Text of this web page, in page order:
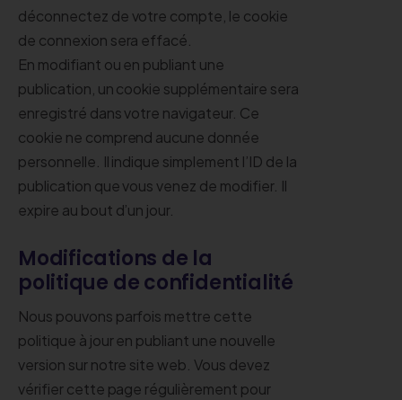
déconnectez de votre compte, le cookie
de connexion sera effacé.
En modifiant ou en publiant une
publication, un cookie supplémentaire sera
enregistré dans votre navigateur. Ce
cookie ne comprend aucune donnée
personnelle. Il indique simplement l’ID de la
publication que vous venez de modifier. Il
expire au bout d’un jour.
Modifications de la
politique de confidentialité
Nous pouvons parfois mettre cette
politique à jour en publiant une nouvelle
version sur notre site web. Vous devez
vérifier cette page régulièrement pour